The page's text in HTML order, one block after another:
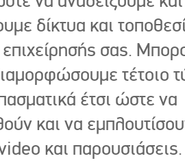
δίκτυα και
σας.
τέτοιο
έτσι ώστε να
και να
και παρουσιάσεις.